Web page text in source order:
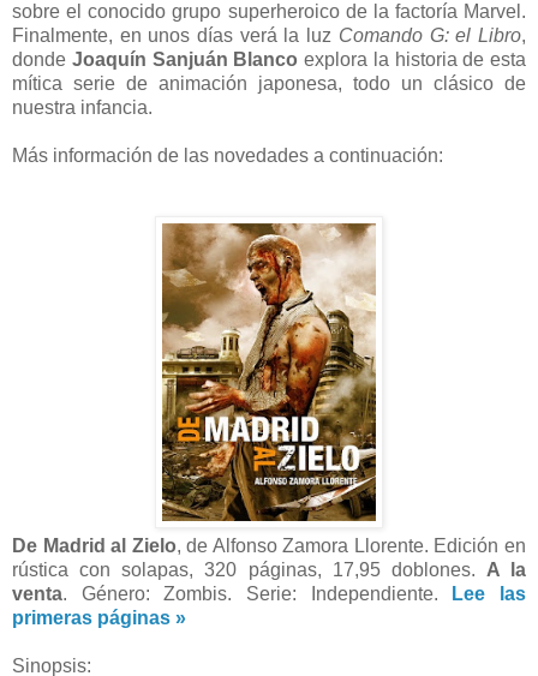
sobre el conocido grupo superheroico de la factoría Marvel.
Finalmente, en unos días verá la luz Comando G: el Libro,
donde Joaquín Sanjuán Blanco explora la historia de esta
mítica serie de animación japonesa, todo un clásico de
nuestra infancia.
Más información de las novedades a continuación:
De Madrid al Zielo, de Alfonso Zamora Llorente. Edición en
rústica con solapas, 320 páginas, 17,95 doblones. A la
venta. Género: Zombis. Serie: Independiente.
Lee las
primeras páginas »
Sinopsis: